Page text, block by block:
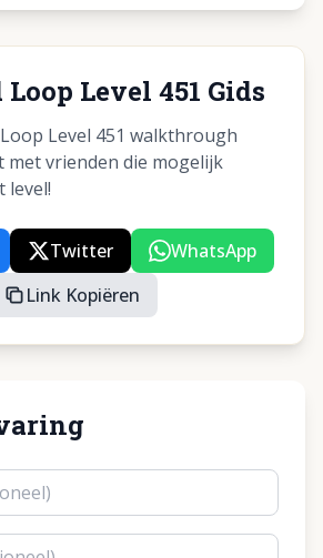
Loop Level 451 Gids
Level 451 walkthrough
met vrienden die mogelijk
level!
Twitter
WhatsApp
Link Kopiëren